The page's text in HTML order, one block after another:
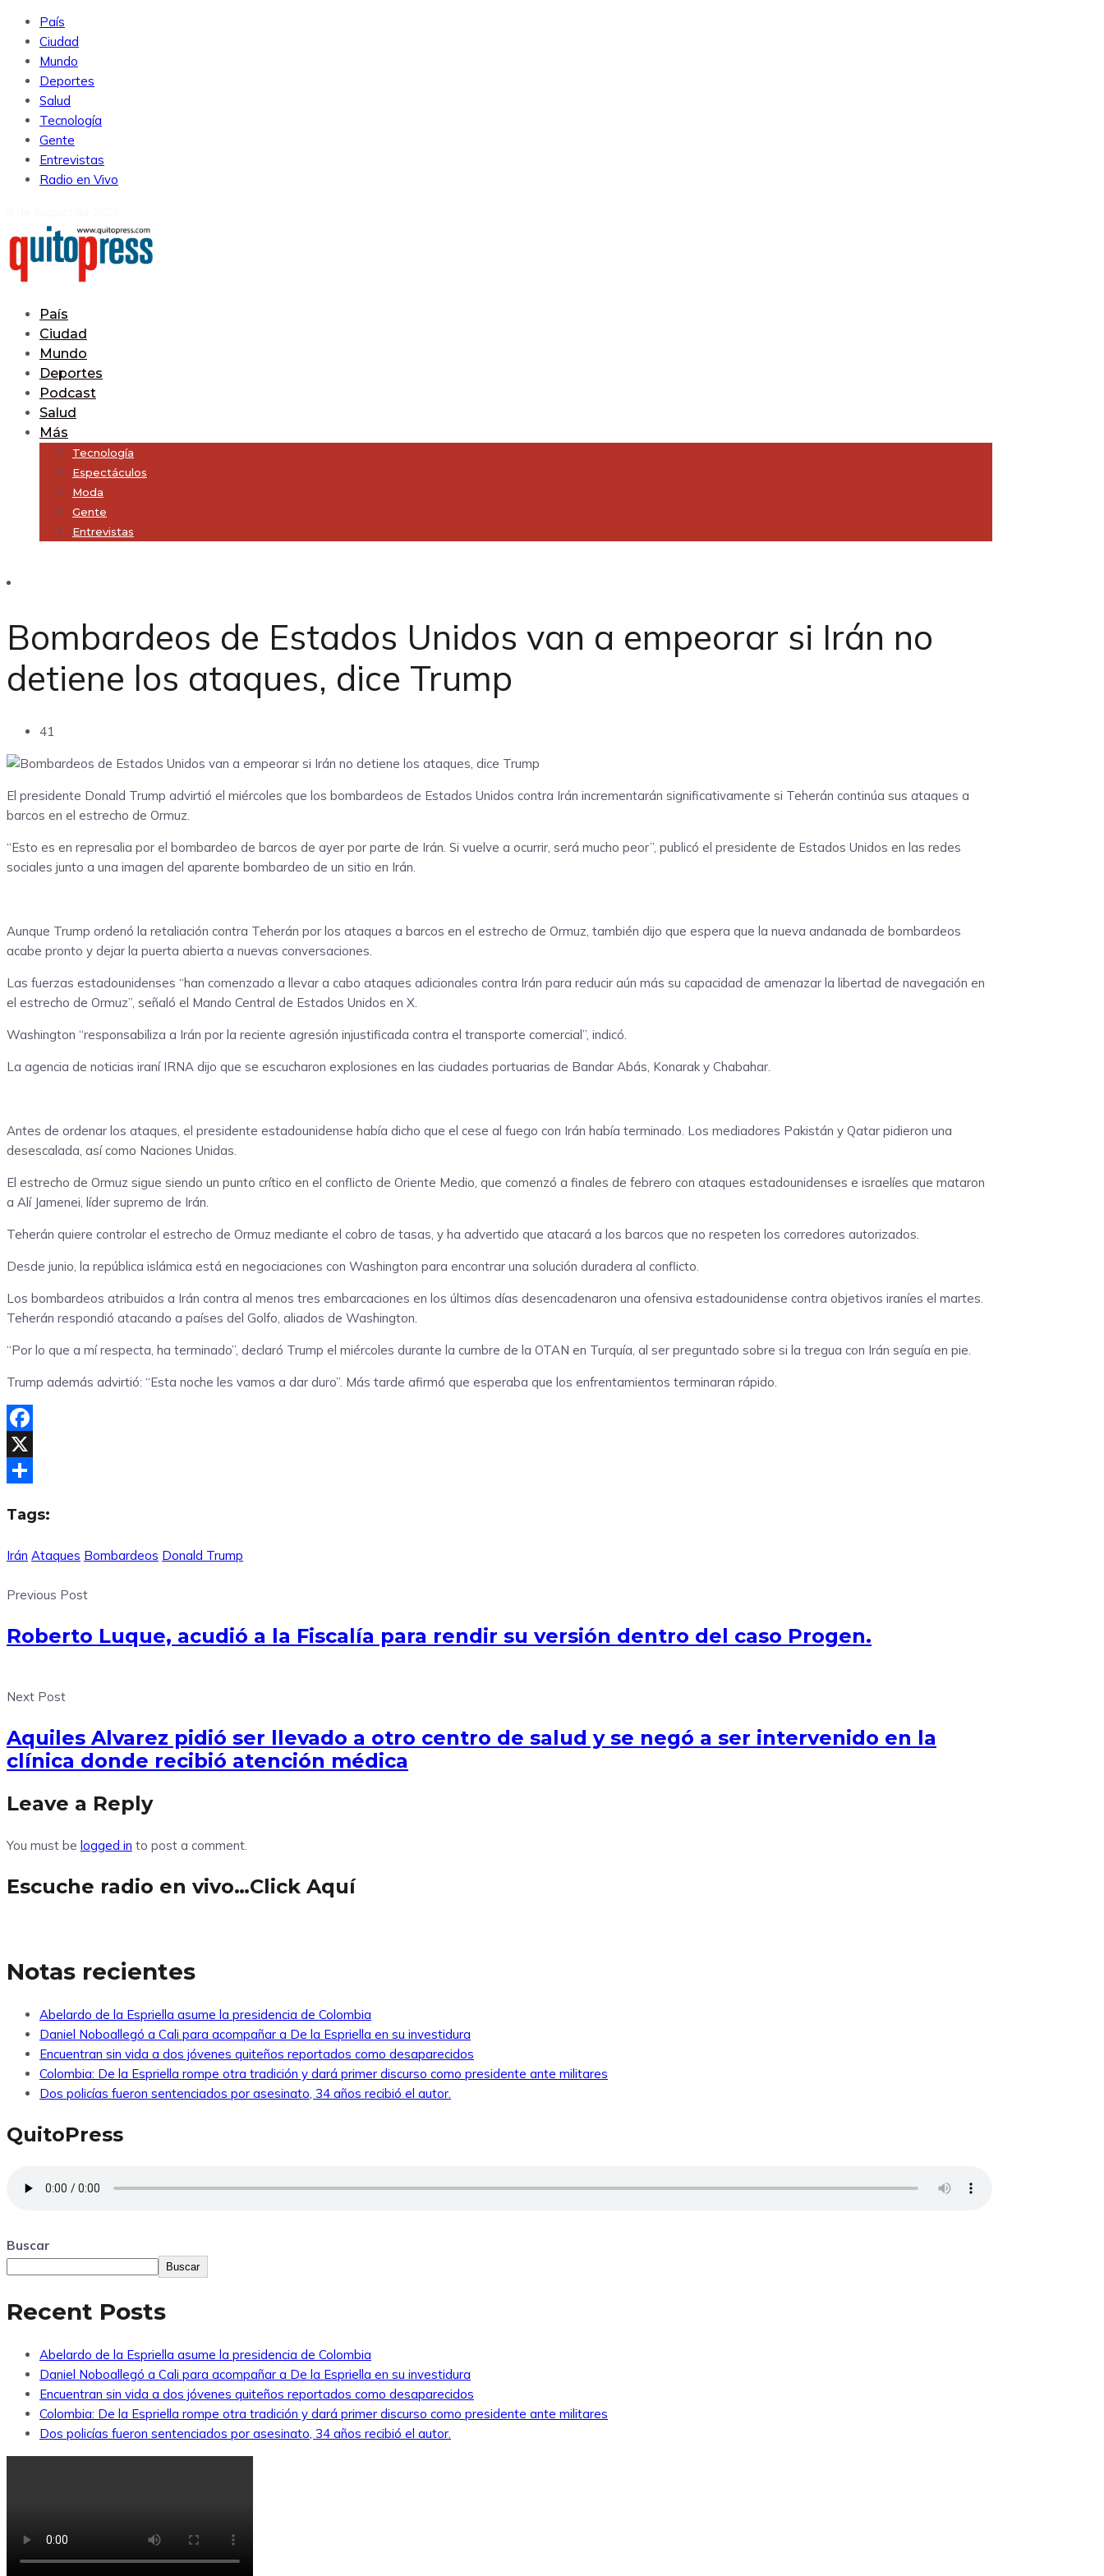
País
Ciudad
Mundo
Deportes
Salud
Tecnología
Gente
Entrevistas
Radio en Vivo
País
Ciudad
Mundo
Deportes
Podcast
Salud
Más
Tecnología
Espectáculos
Moda
Gente
Entrevistas
Bombardeos de Estados Unidos van a empeorar si Irán no
detiene los ataques, dice Trump
41
El presidente Donald Trump advirtió el miércoles que los bombardeos de Estados Unidos contra Irán incrementarán significativamente si Teherán continúa sus ataques a
barcos en el estrecho de Ormuz.
“Esto es en represalia por el bombardeo de barcos de ayer por parte de Irán. Si vuelve a ocurrir, será mucho peor”, publicó el presidente de Estados Unidos en las redes
sociales junto a una imagen del aparente bombardeo de un sitio en Irán.
Aunque Trump ordenó la retaliación contra Teherán por los ataques a barcos en el estrecho de Ormuz, también dijo que espera que la nueva andanada de bombardeos
acabe pronto y dejar la puerta abierta a nuevas conversaciones.
Las fuerzas estadounidenses “han comenzado a llevar a cabo ataques adicionales contra Irán para reducir aún más su capacidad de amenazar la libertad de navegación en
el estrecho de Ormuz”, señaló el Mando Central de Estados Unidos en X.
Washington “responsabiliza a Irán por la reciente agresión injustificada contra el transporte comercial”, indicó.
La agencia de noticias iraní IRNA dijo que se escucharon explosiones en las ciudades portuarias de Bandar Abás, Konarak y Chabahar.
Antes de ordenar los ataques, el presidente estadounidense había dicho que el cese al fuego con Irán había terminado. Los mediadores Pakistán y Qatar pidieron una
desescalada, así como Naciones Unidas.
El estrecho de Ormuz sigue siendo un punto crítico en el conflicto de Oriente Medio, que comenzó a finales de febrero con ataques estadounidenses e israelíes que mataron
a Alí Jamenei, líder supremo de Irán.
Teherán quiere controlar el estrecho de Ormuz mediante el cobro de tasas, y ha advertido que atacará a los barcos que no respeten los corredores autorizados.
Desde junio, la república islámica está en negociaciones con Washington para encontrar una solución duradera al conflicto.
Los bombardeos atribuidos a Irán contra al menos tres embarcaciones en los últimos días desencadenaron una ofensiva estadounidense contra objetivos iraníes el martes.
Teherán respondió atacando a países del Golfo, aliados de Washington.
“Por lo que a mí respecta, ha terminado”, declaró Trump el miércoles durante la cumbre de la OTAN en Turquía, al ser preguntado sobre si la tregua con Irán seguía en pie.
Trump además advirtió: “Esta noche les vamos a dar duro”. Más tarde afirmó que esperaba que los enfrentamientos terminaran rápido.
Facebook
X
Tags:
Irán Ataques Bombardeos Donald Trump
Previous Post
Roberto Luque, acudió a la Fiscalía para rendir su versión dentro del caso Progen.
Next Post
Aquiles Alvarez pidió ser llevado a otro centro de salud y se negó a ser intervenido en la
clínica donde recibió atención médica
Leave a Reply
You must be logged in to post a comment.
Escuche radio en vivo…Click Aquí
Notas recientes
Abelardo de la Espriella asume la presidencia de Colombia
Daniel Noboallegó a Cali para acompañar a De la Espriella en su investidura
Encuentran sin vida a dos jóvenes quiteños reportados como desaparecidos
Colombia: De la Espriella rompe otra tradición y dará primer discurso como presidente ante militares
Dos policías fueron sentenciados por asesinato, 34 años recibió el autor.
QuitoPress
Buscar
Buscar
Recent Posts
Abelardo de la Espriella asume la presidencia de Colombia
Daniel Noboallegó a Cali para acompañar a De la Espriella en su investidura
Encuentran sin vida a dos jóvenes quiteños reportados como desaparecidos
Colombia: De la Espriella rompe otra tradición y dará primer discurso como presidente ante militares
Dos policías fueron sentenciados por asesinato, 34 años recibió el autor.